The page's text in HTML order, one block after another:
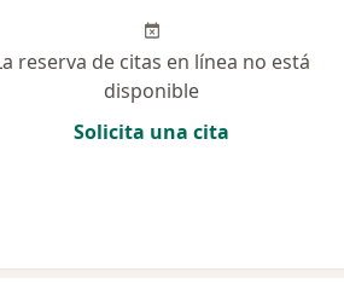
reserva de citas en línea no está
disponible
Solicita una cita